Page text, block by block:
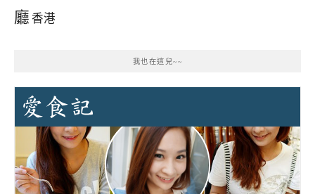
廳 香港
我也在這兒~~